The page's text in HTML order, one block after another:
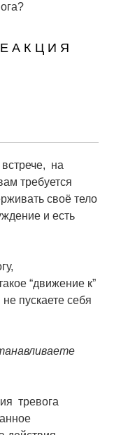
на
требуется
своё тело
и есть
“движение к”
пускаете себя
тревога